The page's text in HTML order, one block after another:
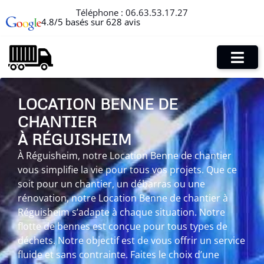
Téléphone : 06.63.53.17.27
4.8/5 basés sur 628 avis
LOCATION BENNE DE
CHANTIER
À RÉGUISHEIM
À Réguisheim, notre Location Benne de chantier
vous simplifie la vie pour tous vos projets. Que ce
soit pour un chantier, un débarras ou une
rénovation, notre Location Benne de chantier à
Réguisheim s’adapte à chaque situation. Notre
flotte de bennes est conçue pour tous types de
déchets. Notre objectif est de vous offrir un service
fluide et sans contrainte. Faites le choix d’une